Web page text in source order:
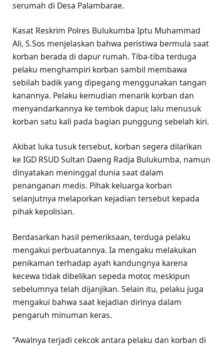
serumah di Desa Palambarae.
Kasat Reskrim Polres Bulukumba Iptu Muhammad
Ali, S.Sos menjelaskan bahwa peristiwa bermula saat
korban berada di dapur rumah. Tiba-tiba terduga
pelaku menghampiri korban sambil membawa
sebilah badik yang dipegang menggunakan tangan
kanannya. Pelaku kemudian menarik korban dan
menyandarkannya ke tembok dapur, lalu menusuk
korban satu kali pada bagian punggung sebelah kiri.
Akibat luka tusuk tersebut, korban segera dilarikan
ke IGD RSUD Sultan Daeng Radja Bulukumba, namun
dinyatakan meninggal dunia saat dalam
penanganan medis. Pihak keluarga korban
selanjutnya melaporkan kejadian tersebut kepada
pihak kepolisian.
Berdasarkan hasil pemeriksaan, terduga pelaku
mengakui perbuatannya. Ia mengaku melakukan
penikaman terhadap ayah kandungnya karena
kecewa tidak dibelikan sepeda motor, meskipun
sebelumnya telah dijanjikan. Selain itu, pelaku juga
mengakui bahwa saat kejadian dirinya dalam
pengaruh minuman keras.
“Awalnya terjadi cekcok antara pelaku dan korban di